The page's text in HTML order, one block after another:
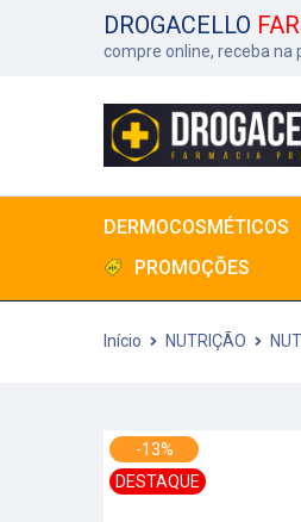
DROGACELLO
compre online, receba na
DERMOCOSMÉTICOS
PROMOÇÕES
Início NUTRIÇÃO
-13%
DESTAQUE